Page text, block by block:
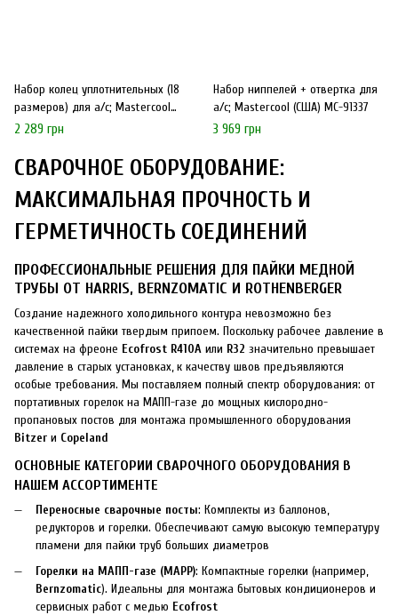
Набор колец уплотнительных (18
размеров) для а/с; Mastercool
(США) MC-91339
2 289 грн
Набор ниппелей + отвертка для
а/с; Mastercool (США) MC-91337
3 969 грн
СВАРОЧНОЕ ОБОРУДОВАНИЕ:
МАКСИМАЛЬНАЯ ПРОЧНОСТЬ И
ГЕРМЕТИЧНОСТЬ СОЕДИНЕНИЙ
ПРОФЕССИОНАЛЬНЫЕ РЕШЕНИЯ ДЛЯ ПАЙКИ МЕДНОЙ
ТРУБЫ ОТ HARRIS, BERNZOMATIC И ROTHENBERGER
Создание надежного холодильного контура невозможно без
качественной пайки твердым припоем. Поскольку рабочее давление в
системах на фреоне Ecofrost R410A или R32 значительно превышает
давление в старых установках, к качеству швов предъявляются
особые требования. Мы поставляем полный спектр оборудования: от
портативных горелок на МАПП-газе до мощных кислородно-
пропановых постов для монтажа промышленного оборудования
Bitzer и Copeland
ОСНОВНЫЕ КАТЕГОРИИ СВАРОЧНОГО ОБОРУДОВАНИЯ В
НАШЕМ АССОРТИМЕНТЕ
Переносные сварочные посты: Комплекты из баллонов,
редукторов и горелки. Обеспечивают самую высокую температуру
пламени для пайки труб больших диаметров
Горелки на МАПП-газе (MAPP): Компактные горелки (например,
Bernzomatic). Идеальны для монтажа бытовых кондиционеров и
сервисных работ с медью Ecofrost